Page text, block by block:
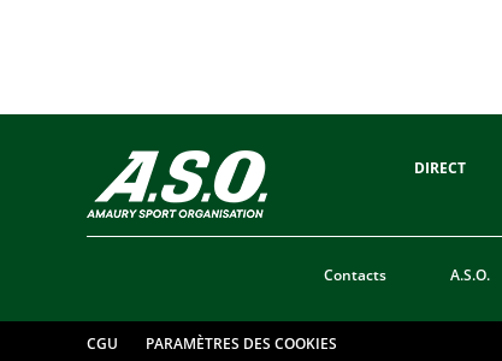
DIRECT
Contacts A.S.O.
CGU PARAMÈTRES DES COOKIES